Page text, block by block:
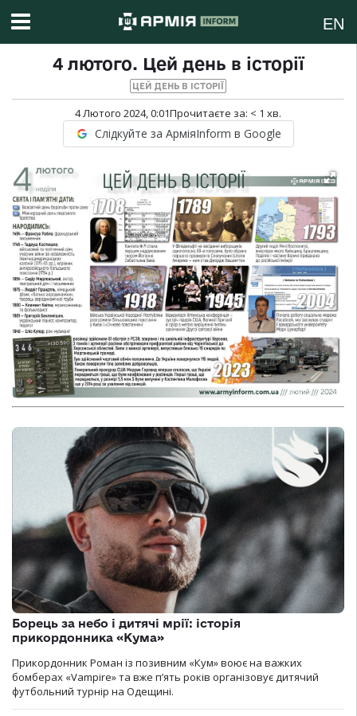
EN
4 лютого. Цей день в історії
ЦЕЙ ДЕНЬ В ІСТОРІЇ
4 Лютого 2024, 0:01Прочитаєте за: < 1 хв.
Слідкуйте за АрміяInform в Google
Борець за небо і дитячі мрії: історія
прикордонника «Кума»
Прикордонник Роман із позивним «Кум» воює на важких
бомберах «Vampire» та вже п’ять років організовує дитячий
футбольний турнір на Одещині.